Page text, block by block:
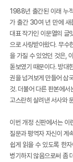
1988년 출간된 이래 누
가 출간 30여 년 만에 새
대표 작가인 이문열의 글
으로 사랑받아왔다. 무수
을 가질 수 있었던 것은,
돋보였기 때문이다. 방대
권을 넘겨보게 만들어 삼
것. 더불어 다른 판본에서
고스란히 살려낸 서사와
이번 개정 신판에서는
질문과 평역자 자신이 계
쉽게 읽을 수 있도록 한
병기하지 않음으로써 좀